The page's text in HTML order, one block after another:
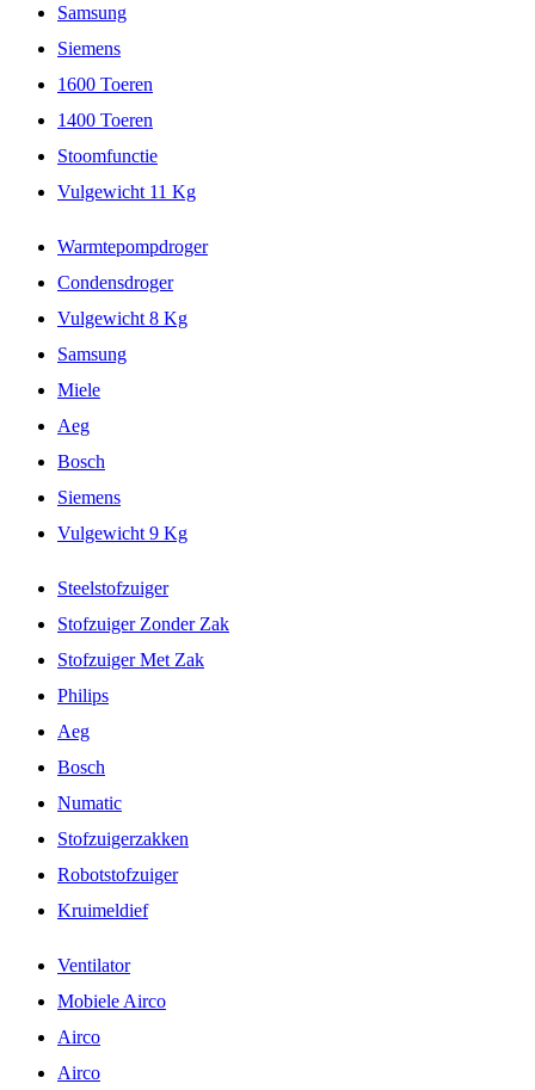
Samsung
Siemens
1600 Toeren
1400 Toeren
Stoomfunctie
Vulgewicht 11 Kg
Warmtepompdroger
Condensdroger
Vulgewicht 8 Kg
Samsung
Miele
Aeg
Bosch
Siemens
Vulgewicht 9 Kg
Steelstofzuiger
Stofzuiger Zonder Zak
Stofzuiger Met Zak
Philips
Aeg
Bosch
Numatic
Stofzuigerzakken
Robotstofzuiger
Kruimeldief
Ventilator
Mobiele Airco
Airco
Airco